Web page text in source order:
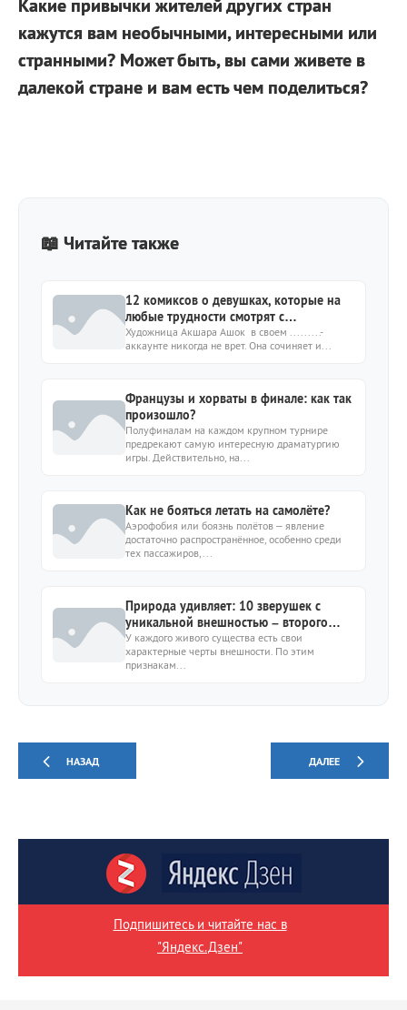
Какие привычки жителей других стран
кажутся вам необычными, интересными или
странными? Может быть, вы сами живете в
далекой стране и вам есть чем поделиться?
📖 Читайте также
12 комиксов о девушках, которые на
любые трудности смотрят с
оптимизмом
Художница Акшара Ашок в своем .........-
аккаунте никогда не врет. Она сочиняет и...
Французы и хорваты в финале: как так
произошло?
Полуфиналам на каждом крупном турнире
предрекают самую интересную драматургию
игры. Действительно, на...
Как не бояться летать на самолёте?
Аэрофобия или боязнь полётов – явление
достаточно распространённое, особенно среди
тех пассажиров,...
Природа удивляет: 10 зверушек с
уникальной внешностью – второго
такого не найдешь
У каждого живого существа есть свои
характерные черты внешности. По этим
признакам...
НАЗАД ДАЛЕЕ
Подпишитесь и читайте нас в
"Яндекс.Дзен"